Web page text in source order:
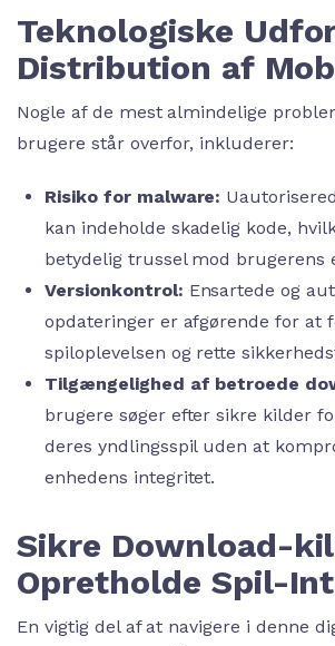
Teknologiske
Distribution af
Nogle af de mest almindelige
brugere står overfor, inkluderer:
Risiko for malware:
kan indeholde skadelig kode,
betydelig trussel mod brugerens
Versionkontrol: Ensartede og
opdateringer er afgørende for at
spiloplevelsen og rette
Tilgængelighed af betroede
brugere søger efter sikre kilder
deres yndlingsspil uden at
enhedens integritet.
Sikre Download-
Opretholde Spil-
En vigtig del af at navigere i denne